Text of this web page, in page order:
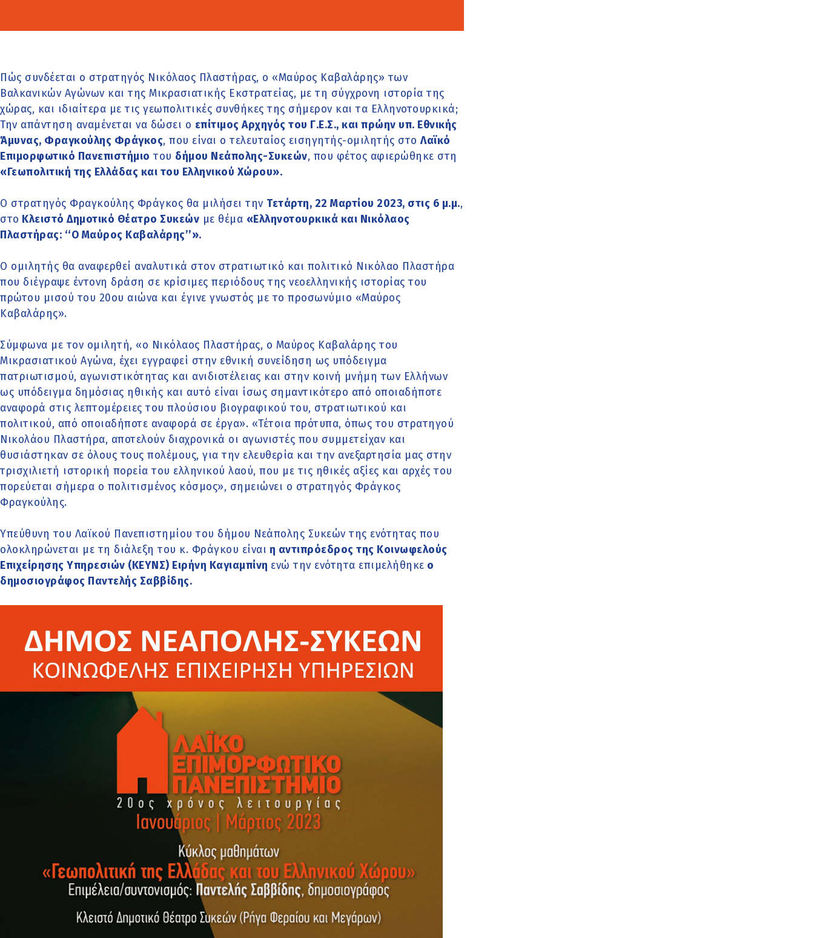
Πώς συνδέεται ο στρατηγός Νικόλαος Πλαστήρας, ο «Μαύρος Καβαλάρης» των
Βαλκανικών Αγώνων και της Μικρασιατικής Εκστρατείας, με τη σύγχρονη ιστορία της
χώρας, και ιδιαίτερα με τις γεωπολιτικές συνθήκες της σήμερον και τα Ελληνοτουρκικά;
Την απάντηση αναμένεται να δώσει ο επίτιμος Αρχηγός του Γ.Ε.Σ., και πρώην υπ. Εθνικής
Άμυνας, Φραγκούλης Φράγκος, που είναι ο τελευταίος εισηγητής-ομιλητής στο Λαϊκό
Επιμορφωτικό Πανεπιστήμιο του δήμου Νεάπολης-Συκεών, που φέτος αφιερώθηκε στη
«Γεωπολιτική της Ελλάδας και του Ελληνικού Χώρου».
Ο στρατηγός Φραγκούλης Φράγκος θα μιλήσει την Τετάρτη, 22 Μαρτίου 2023, στις 6 μ.μ.,
στο Κλειστό Δημοτικό Θέατρο Συκεών με θέμα «Ελληνοτουρκικά και Νικόλαος
Πλαστήρας: ‘‘Ο Μαύρος Καβαλάρης’’».
Ο ομιλητής θα αναφερθεί αναλυτικά στον στρατιωτικό και πολιτικό Νικόλαο Πλαστήρα
που διέγραψε έντονη δράση σε κρίσιμες περιόδους της νεοελληνικής ιστορίας του
πρώτου μισού του 20ου αιώνα και έγινε γνωστός με το προσωνύμιο «Μαύρος
Καβαλάρης».
Σύμφωνα με τον ομιλητή, «ο Νικόλαος Πλαστήρας, ο Μαύρος Καβαλάρης του
Μικρασιατικού Αγώνα, έχει εγγραφεί στην εθνική συνείδηση ως υπόδειγμα
πατριωτισμού, αγωνιστικότητας και ανιδιοτέλειας και στην κοινή μνήμη των Ελλήνων
ως υπόδειγμα δημόσιας ηθικής και αυτό είναι ίσως σημαντικότερο από οποιαδήποτε
αναφορά στις λεπτομέρειες του πλούσιου βιογραφικού του, στρατιωτικού και
πολιτικού, από οποιαδήποτε αναφορά σε έργα». «Τέτοια πρότυπα, όπως του στρατηγού
Νικολάου Πλαστήρα, αποτελούν διαχρονικά οι αγωνιστές που συμμετείχαν και
θυσιάστηκαν σε όλους τους πολέμους, για την ελευθερία και την ανεξαρτησία μας στην
τρισχιλιετή ιστορική πορεία του ελληνικού λαού, που με τις ηθικές αξίες και αρχές του
πορεύεται σήμερα ο πολιτισμένος κόσμος», σημειώνει ο στρατηγός Φράγκος
Φραγκούλης.
Υπεύθυνη του Λαϊκού Πανεπιστημίου του δήμου Νεάπολης Συκεών της ενότητας που
ολοκληρώνεται με τη διάλεξη του κ. Φράγκου είναι η αντιπρόεδρος της Κοινωφελούς
Επιχείρησης Υπηρεσιών (ΚΕΥΝΣ) Ειρήνη Καγιαμπίνη ενώ την ενότητα επιμελήθηκε ο
δημοσιογράφος Παντελής Σαββίδης.